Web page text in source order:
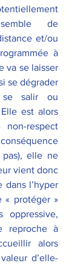
de
et/ou
à
va se laisser
se dégrader
se salir ou
est alors
non-respect
pas), elle ne
vient donc
dans l’hyper
« protéger »
reproche à
alors
d’elle-